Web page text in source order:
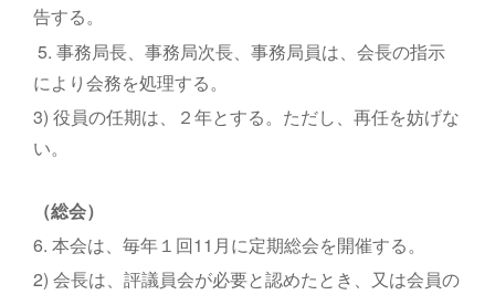
告する。
5. 事務局長、事務局次長、事務局員は、会長の指示
により会務を処理する。
3) 役員の任期は、２年とする。ただし、再任を妨げな
い。
（総会）
6. 本会は、毎年１回11月に定期総会を開催する。
2) 会長は、評議員会が必要と認めたとき、又は会員の